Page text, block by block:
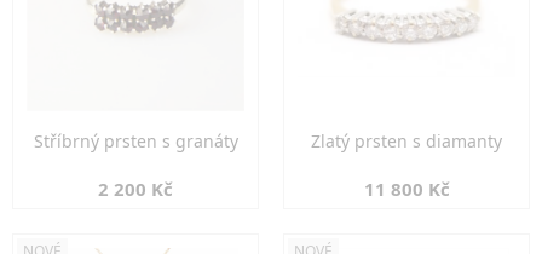
Stříbrný prsten s granáty
2 200 Kč
Zlatý prsten s diamanty
11 800 Kč